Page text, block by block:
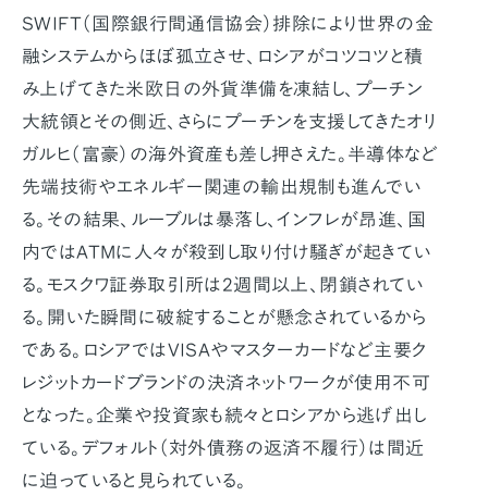
SWIFT（国際銀行間通信協会）排除により世界の金
融システムからほぼ孤立させ、ロシアがコツコツと積
み上げてきた米欧日の外貨準備を凍結し、プーチン
大統領とその側近、さらにプーチンを支援してきたオリ
ガルヒ（富豪）の海外資産も差し押さえた。半導体など
先端技術やエネルギー関連の輸出規制も進んでい
る。その結果、ルーブルは暴落し、インフレが昂進、国
内ではATMに人々が殺到し取り付け騒ぎが起きてい
る。モスクワ証券取引所は2週間以上、閉鎖されてい
る。開いた瞬間に破綻することが懸念されているから
である。ロシアではVISAやマスターカードなど主要ク
レジットカードブランドの決済ネットワークが使用不可
となった。企業や投資家も続々とロシアから逃げ出し
ている。デフォルト（対外債務の返済不履行）は間近
に迫っていると見られている。